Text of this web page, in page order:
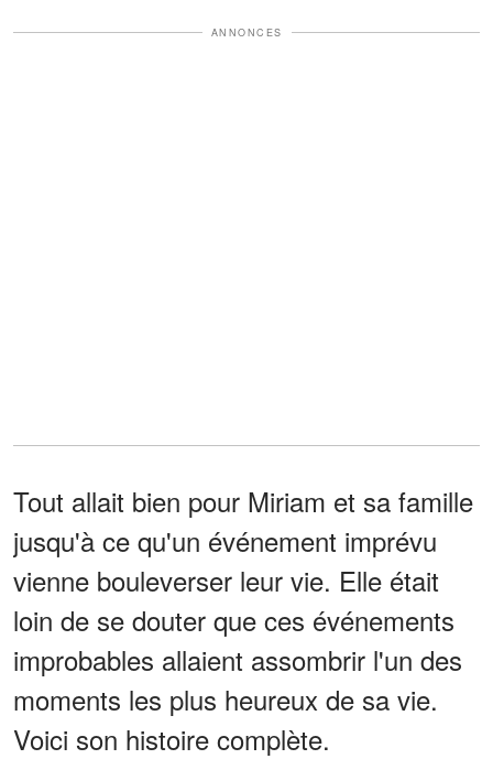
ANNONCES
Tout allait bien pour Miriam et sa famille
jusqu'à ce qu'un événement imprévu
vienne bouleverser leur vie. Elle était
loin de se douter que ces événements
improbables allaient assombrir l'un des
moments les plus heureux de sa vie.
Voici son histoire complète.